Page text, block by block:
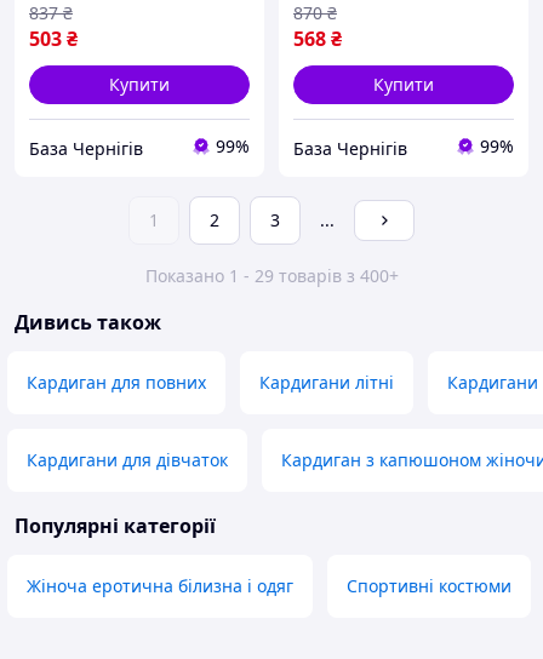
503₴
837 ₴
Купити
База Чернігів 99%
568₴
870 ₴
Купити
База Чернігів 99%
1 2 3 ...
Показано 1 - 29 товарів з 400+
Дивись також
Кардиган для повних Кардигани літні Кардигани
Кардигани для дівчаток Кардиган з капюшоном
Популярні категорії
Жіноча еротична білизна і одяг Спортивні костюми